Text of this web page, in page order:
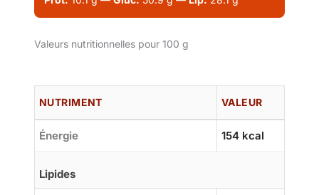
Valeurs nutritionnelles pour 100 g
NUTRIMENT VALEUR
Énergie 154 kcal
Lipides